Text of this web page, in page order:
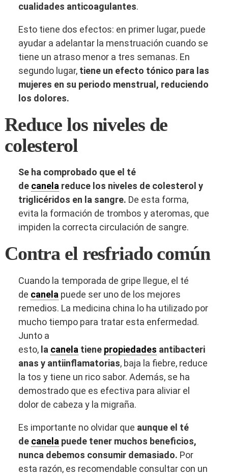
cualidades anticoagulantes.
Esto tiene dos efectos: en primer lugar, puede
ayudar a adelantar la menstruación cuando se
tiene un atraso menor a tres semanas. En
segundo lugar, tiene un efecto tónico para las
mujeres en su periodo menstrual, reduciendo
los dolores.
Reduce los niveles de
colesterol
Se ha comprobado que el té
de canelareduce los niveles de colesterol y
triglicéridos en la sangre. De esta forma,
evita la formación de trombos y ateromas, que
impiden la correcta circulación de sangre.
Contra el resfriado común
Cuando la temporada de gripe llegue, el té
de canela puede ser uno de los mejores
remedios. La medicina china lo ha utilizado por
mucho tiempo para tratar esta enfermedad.
Junto a
esto, la canela tiene propiedades antibacteri
anas y antiinflamatorias, baja la fiebre, reduce
la tos y tiene un rico sabor. Además, se ha
demostrado que es efectiva para aliviar el
dolor de cabeza y la migraña.
Es importante no olvidar que aunque el té
de canela puede tener muchos beneficios,
nunca debemos consumir demasiado. Por
esta razón, es recomendable consultar con un